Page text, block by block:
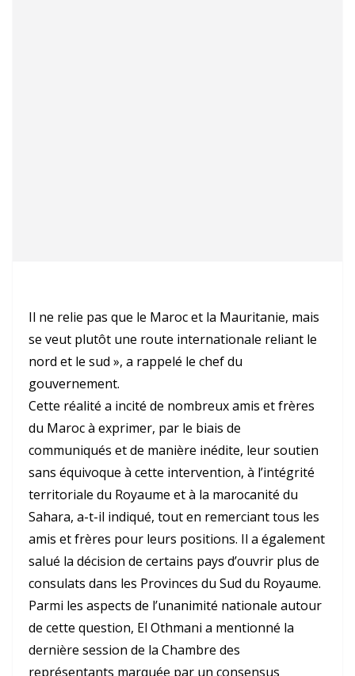
Il ne relie pas que le Maroc et la Mauritanie, mais
se veut plutôt une route internationale reliant le
nord et le sud », a rappelé le chef du
gouvernement.
Cette réalité a incité de nombreux amis et frères
du Maroc à exprimer, par le biais de
communiqués et de manière inédite, leur soutien
sans équivoque à cette intervention, à l’intégrité
territoriale du Royaume et à la marocanité du
Sahara, a-t-il indiqué, tout en remerciant tous les
amis et frères pour leurs positions. Il a également
salué la décision de certains pays d’ouvrir plus de
consulats dans les Provinces du Sud du Royaume.
Parmi les aspects de l’unanimité nationale autour
de cette question, El Othmani a mentionné la
dernière session de la Chambre des
représentants marquée par un consensus